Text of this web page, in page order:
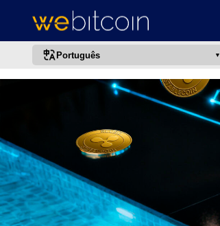
Português
português (BR)
français
italiano
deutsch
日本語